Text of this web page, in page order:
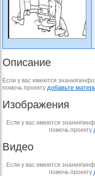
Описание
Если у вас имеются
помочь проекту добавьте
Изображения
Если у вас имеются
помочь проекту
Видео
Если у вас имеются
помочь проекту